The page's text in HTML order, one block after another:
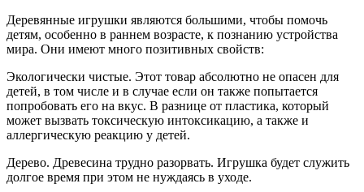
Деревянные игрушки являются большими, чтобы помочь
детям, особенно в раннем возрасте, к познанию устройства
мира. Они имеют много позитивных свойств:
Экологически чистые. Этот товар абсолютно не опасен для
детей, в том числе и в случае если он также попытается
попробовать его на вкус. В разнице от пластика, который
может вызвать токсическую интоксикацию, а также и
аллергическую реакцию у детей.
Дерево. Древесина трудно разорвать. Игрушка будет служить
долгое время при этом не нуждаясь в уходе.